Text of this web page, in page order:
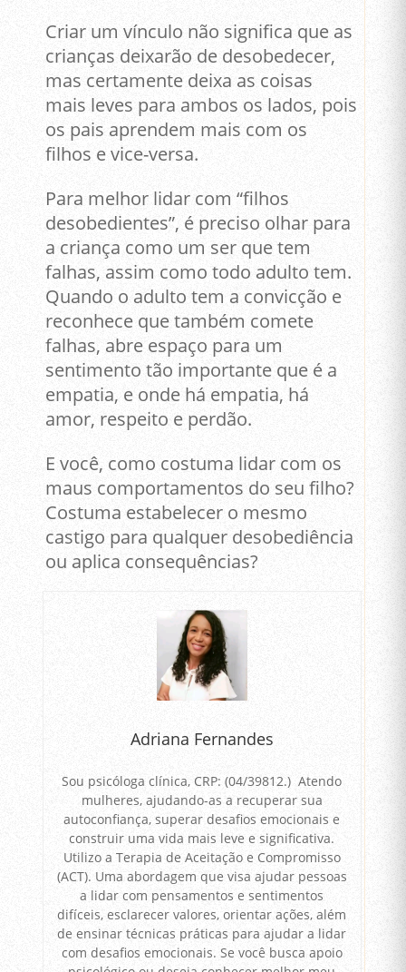
Criar um vínculo não significa que as
crianças deixarão de desobedecer,
mas certamente deixa as coisas
mais leves para ambos os lados, pois
os pais aprendem mais com os
filhos e vice-versa.
Para melhor lidar com “filhos
desobedientes”, é preciso olhar para
a criança como um ser que tem
falhas, assim como todo adulto tem.
Quando o adulto tem a convicção e
reconhece que também comete
falhas, abre espaço para um
sentimento tão importante que é a
empatia, e onde há empatia, há
amor, respeito e perdão.
E você, como costuma lidar com os
maus comportamentos do seu filho?
Costuma estabelecer o mesmo
castigo para qualquer desobediência
ou aplica consequências?
Adriana Fernandes
Sou psicóloga clínica, CRP: (04/39812.) Atendo
mulheres, ajudando-as a recuperar sua
autoconfiança, superar desafios emocionais e
construir uma vida mais leve e significativa.
Utilizo a Terapia de Aceitação e Compromisso
(ACT). Uma abordagem que visa ajudar pessoas
a lidar com pensamentos e sentimentos
difíceis, esclarecer valores, orientar ações, além
de ensinar técnicas práticas para ajudar a lidar
com desafios emocionais. Se você busca apoio